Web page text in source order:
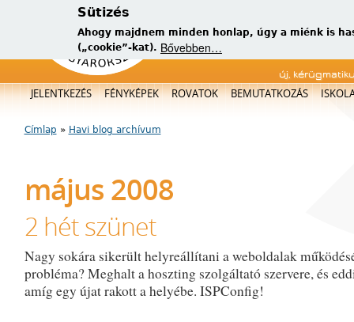
Sütizés
Ahogy majdnem minden honlap, úgy a miénk is
(„cookie”-kat). Bővebben…
új,
Főmenü
JELENTKEZÉS FÉNYKÉPEK ROVATOK BEMUTATKOZÁS
Jelenlegi hely
Címlap » Havi blog archívum
május 2008
2 hét szünet
Nagy sokára sikerült helyreállítani a weboldalak
probléma? Meghalt a hoszting szolgáltató szervere, és
amíg egy újat rakott a helyébe. ISPConfig!